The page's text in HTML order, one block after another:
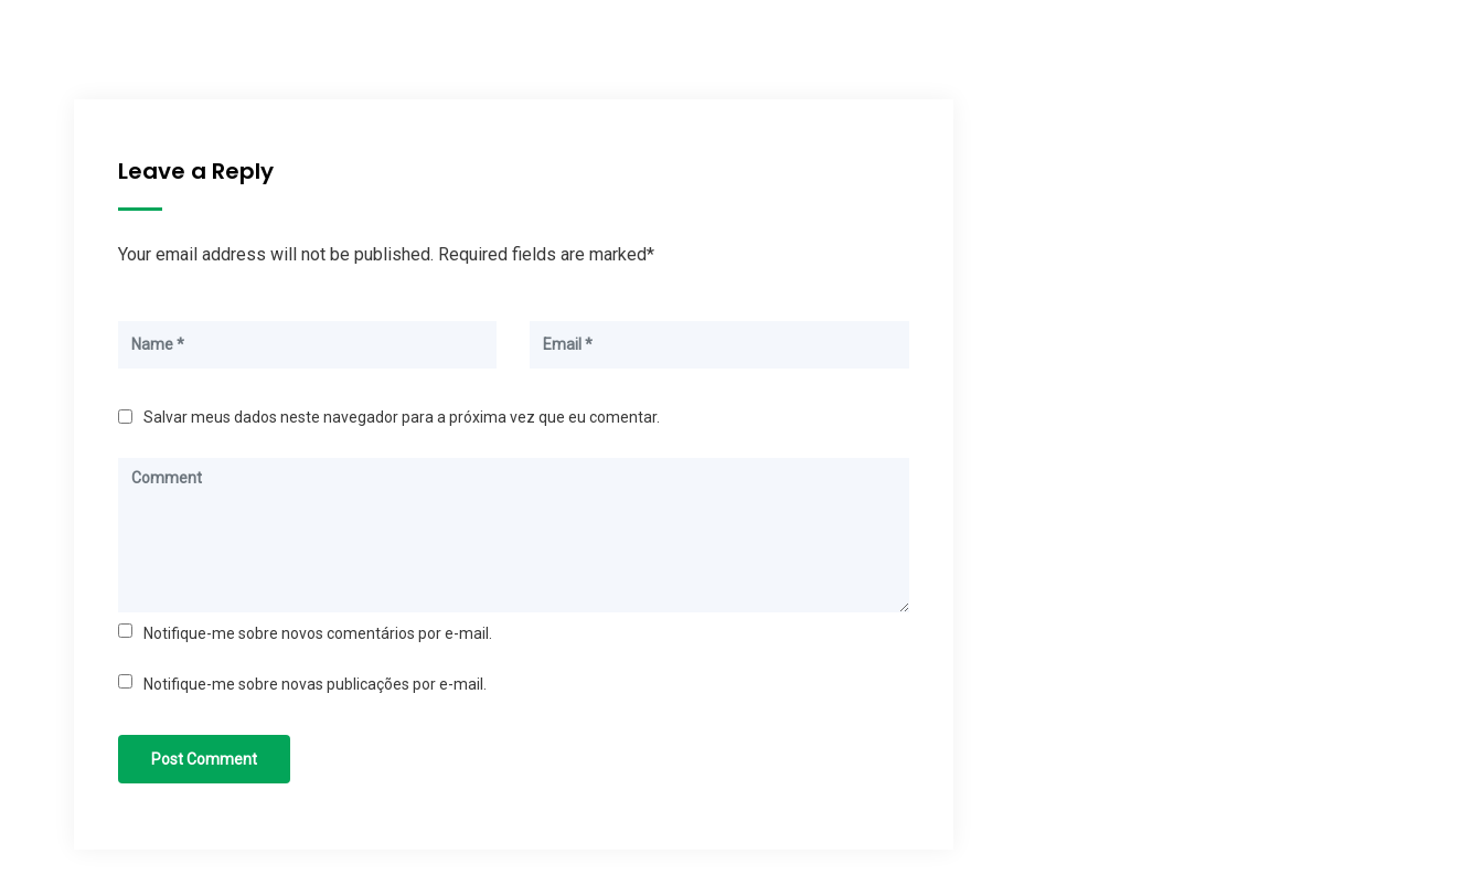
Leave a Reply
Your email address will not be published. Required fields are marked*
Salvar meus dados neste navegador para a próxima vez que eu comentar.
Notifique-me sobre novos comentários por e-mail.
Notifique-me sobre novas publicações por e-mail.